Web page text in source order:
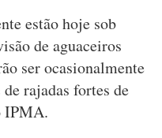
estão hoje sob
de aguaceiros
ser ocasionalmente
rajadas fortes de
IPMA.